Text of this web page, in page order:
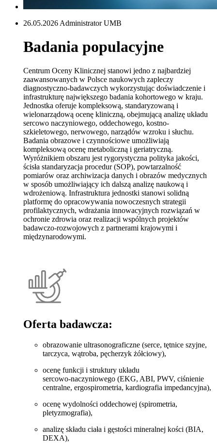
26.05.2026 Administrator UMB
Badania populacyjne
Centrum Oceny Klinicznej stanowi jedno z najbardziej
zaawansowanych w Polsce naukowych zapleczy
diagnostyczno-badawczych wykorzystując doświadczenie i
infrastrukturę największego badania kohortowego w kraju.
Jednostka oferuje kompleksową, standaryzowaną i
wielonarządową ocenę kliniczną, obejmującą analizę układu
sercowo naczyniowego, oddechowego, kostno-
szkieletowego, nerwowego, narządów wzroku i słuchu.
Badania obrazowe i czynnościowe umożliwiają
kompleksową ocenę metaboliczną i geriatryczną.
Wyróżnikiem obszaru jest rygorystyczna polityka jakości,
ścisła standaryzacja procedur (SOP), powtarzalność
pomiarów oraz archiwizacja danych i obrazów medycznych
w sposób umożliwiający ich dalszą analizę naukową i
wdrożeniową. Infrastruktura jednostki stanowi solidną
platformę do opracowywania nowoczesnych strategii
profilaktycznych, wdrażania innowacyjnych rozwiązań w
ochronie zdrowia oraz realizacji wspólnych projektów
badawczo-rozwojowych z partnerami krajowymi i
międzynarodowymi.
Oferta badawcza:
obrazowanie ultrasonograficzne (serce, tętnice szyjne,
tarczyca, wątroba, pęcherzyk żółciowy),
ocenę funkcji i struktury układu
sercowo‑naczyniowego (EKG, ABI, PWV, ciśnienie
centralne, ergospirometria, kardiografia impedancyjna),
ocenę wydolności oddechowej (spirometria,
pletyzmografia),
analizę składu ciała i gęstości mineralnej kości (BIA,
DEXA),